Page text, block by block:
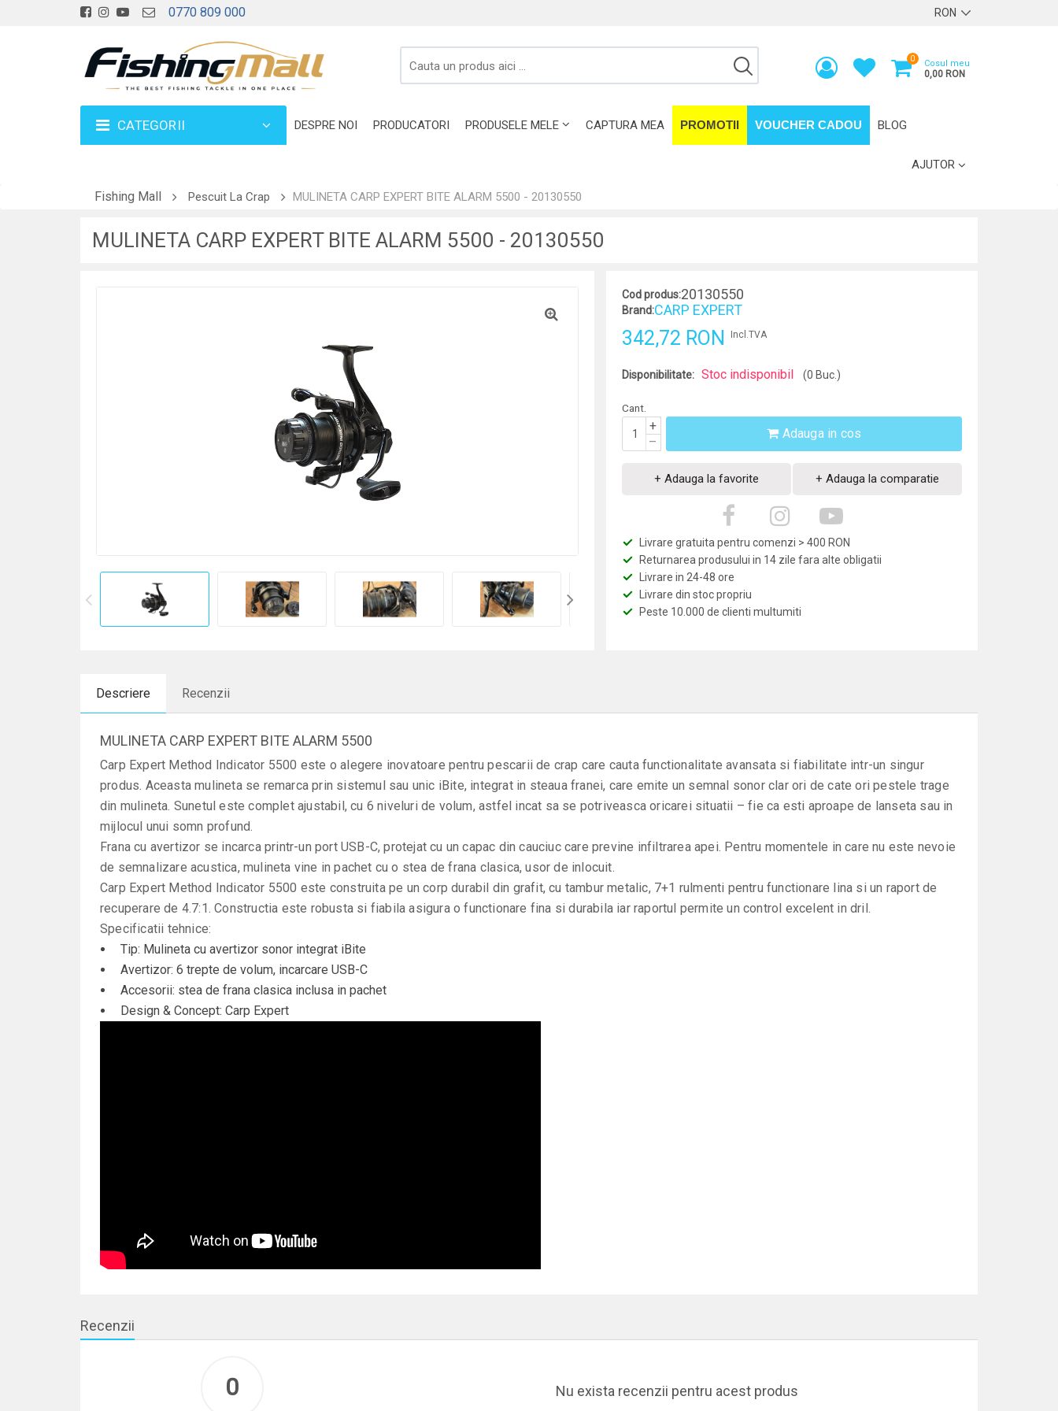
0770 809 000
0 Cosul meu
0,00 RON
CATEGORII DESPRE NOI PRODUCATORI PRODUSELE MELE CAPTURA MEA PROMOTII VOUCHER CADOU BLOG
AJUTOR
Fishing Mall Pescuit La Crap MULINETA CARP EXPERT BITE ALARM 5500 - 20130550
MULINETA CARP EXPERT BITE ALARM 5500 - 20130550
Cod produs:20130550
Brand:CARP EXPERT
342,72 RON Incl.TVA
Disponibilitate: Stoc indisponibil (0 Buc.)
Cant.
+
–
Adauga in cos
+ Adauga la favorite + Adauga la comparatie
Livrare gratuita pentru comenzi > 400 RON
Returnarea produsului in 14 zile fara alte obligatii
Livrare in 24-48 ore
Livrare din stoc propriu
Peste 10.000 de clienti multumiti
Descriere Recenzii
MULINETA CARP EXPERT BITE ALARM 5500
Carp Expert Method Indicator 5500 este o alegere inovatoare pentru pescarii de crap care cauta functionalitate avansata si fiabilitate intr-un singur
produs. Aceasta mulineta se remarca prin sistemul sau unic iBite, integrat in steaua franei, care emite un semnal sonor clar ori de cate ori pestele trage
din mulineta. Sunetul este complet ajustabil, cu 6 niveluri de volum, astfel incat sa se potriveasca oricarei situatii – fie ca esti aproape de lanseta sau in
mijlocul unui somn profund.
Frana cu avertizor se incarca printr-un port USB-C, protejat cu un capac din cauciuc care previne infiltrarea apei. Pentru momentele in care nu este nevoie
de semnalizare acustica, mulineta vine in pachet cu o stea de frana clasica, usor de inlocuit.
Carp Expert Method Indicator 5500 este construita pe un corp durabil din grafit, cu tambur metalic, 7+1 rulmenti pentru functionare lina si un raport de
recuperare de 4.7:1. Constructia este robusta si fiabila asigura o functionare fina si durabila iar raportul permite un control excelent in dril.
Specificatii tehnice:
Tip: Mulineta cu avertizor sonor integrat iBite
Avertizor: 6 trepte de volum, incarcare USB-C
Accesorii: stea de frana clasica inclusa in pachet
Design & Concept: Carp Expert
Recenzii
0 Nu exista recenzii pentru acest produs